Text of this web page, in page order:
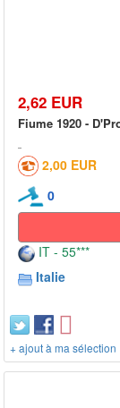
2,62 EUR
Fiume 1920 -
2,00 EUR
0
IT - 55***
Italie
+ ajout à ma sélection